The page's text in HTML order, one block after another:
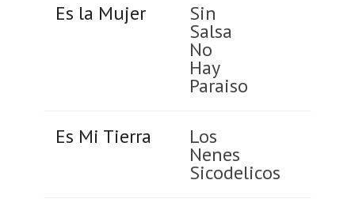
Es la Mujer Sin
Salsa
No
Hay
Paraiso
Es Mi Tierra Los
Nenes
Sicodelicos